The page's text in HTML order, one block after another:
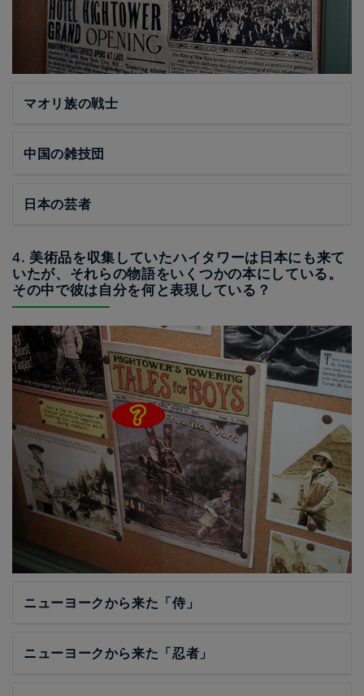
マオリ族の戦士
中国の雑技団
日本の芸者
4. 美術品を収集していたハイタワーは日本にも来て
いたが、それらの物語をいくつかの本にしている。
その中で彼は自分を何と表現している？
ニューヨークから来た「侍」
ニューヨークから来た「忍者」